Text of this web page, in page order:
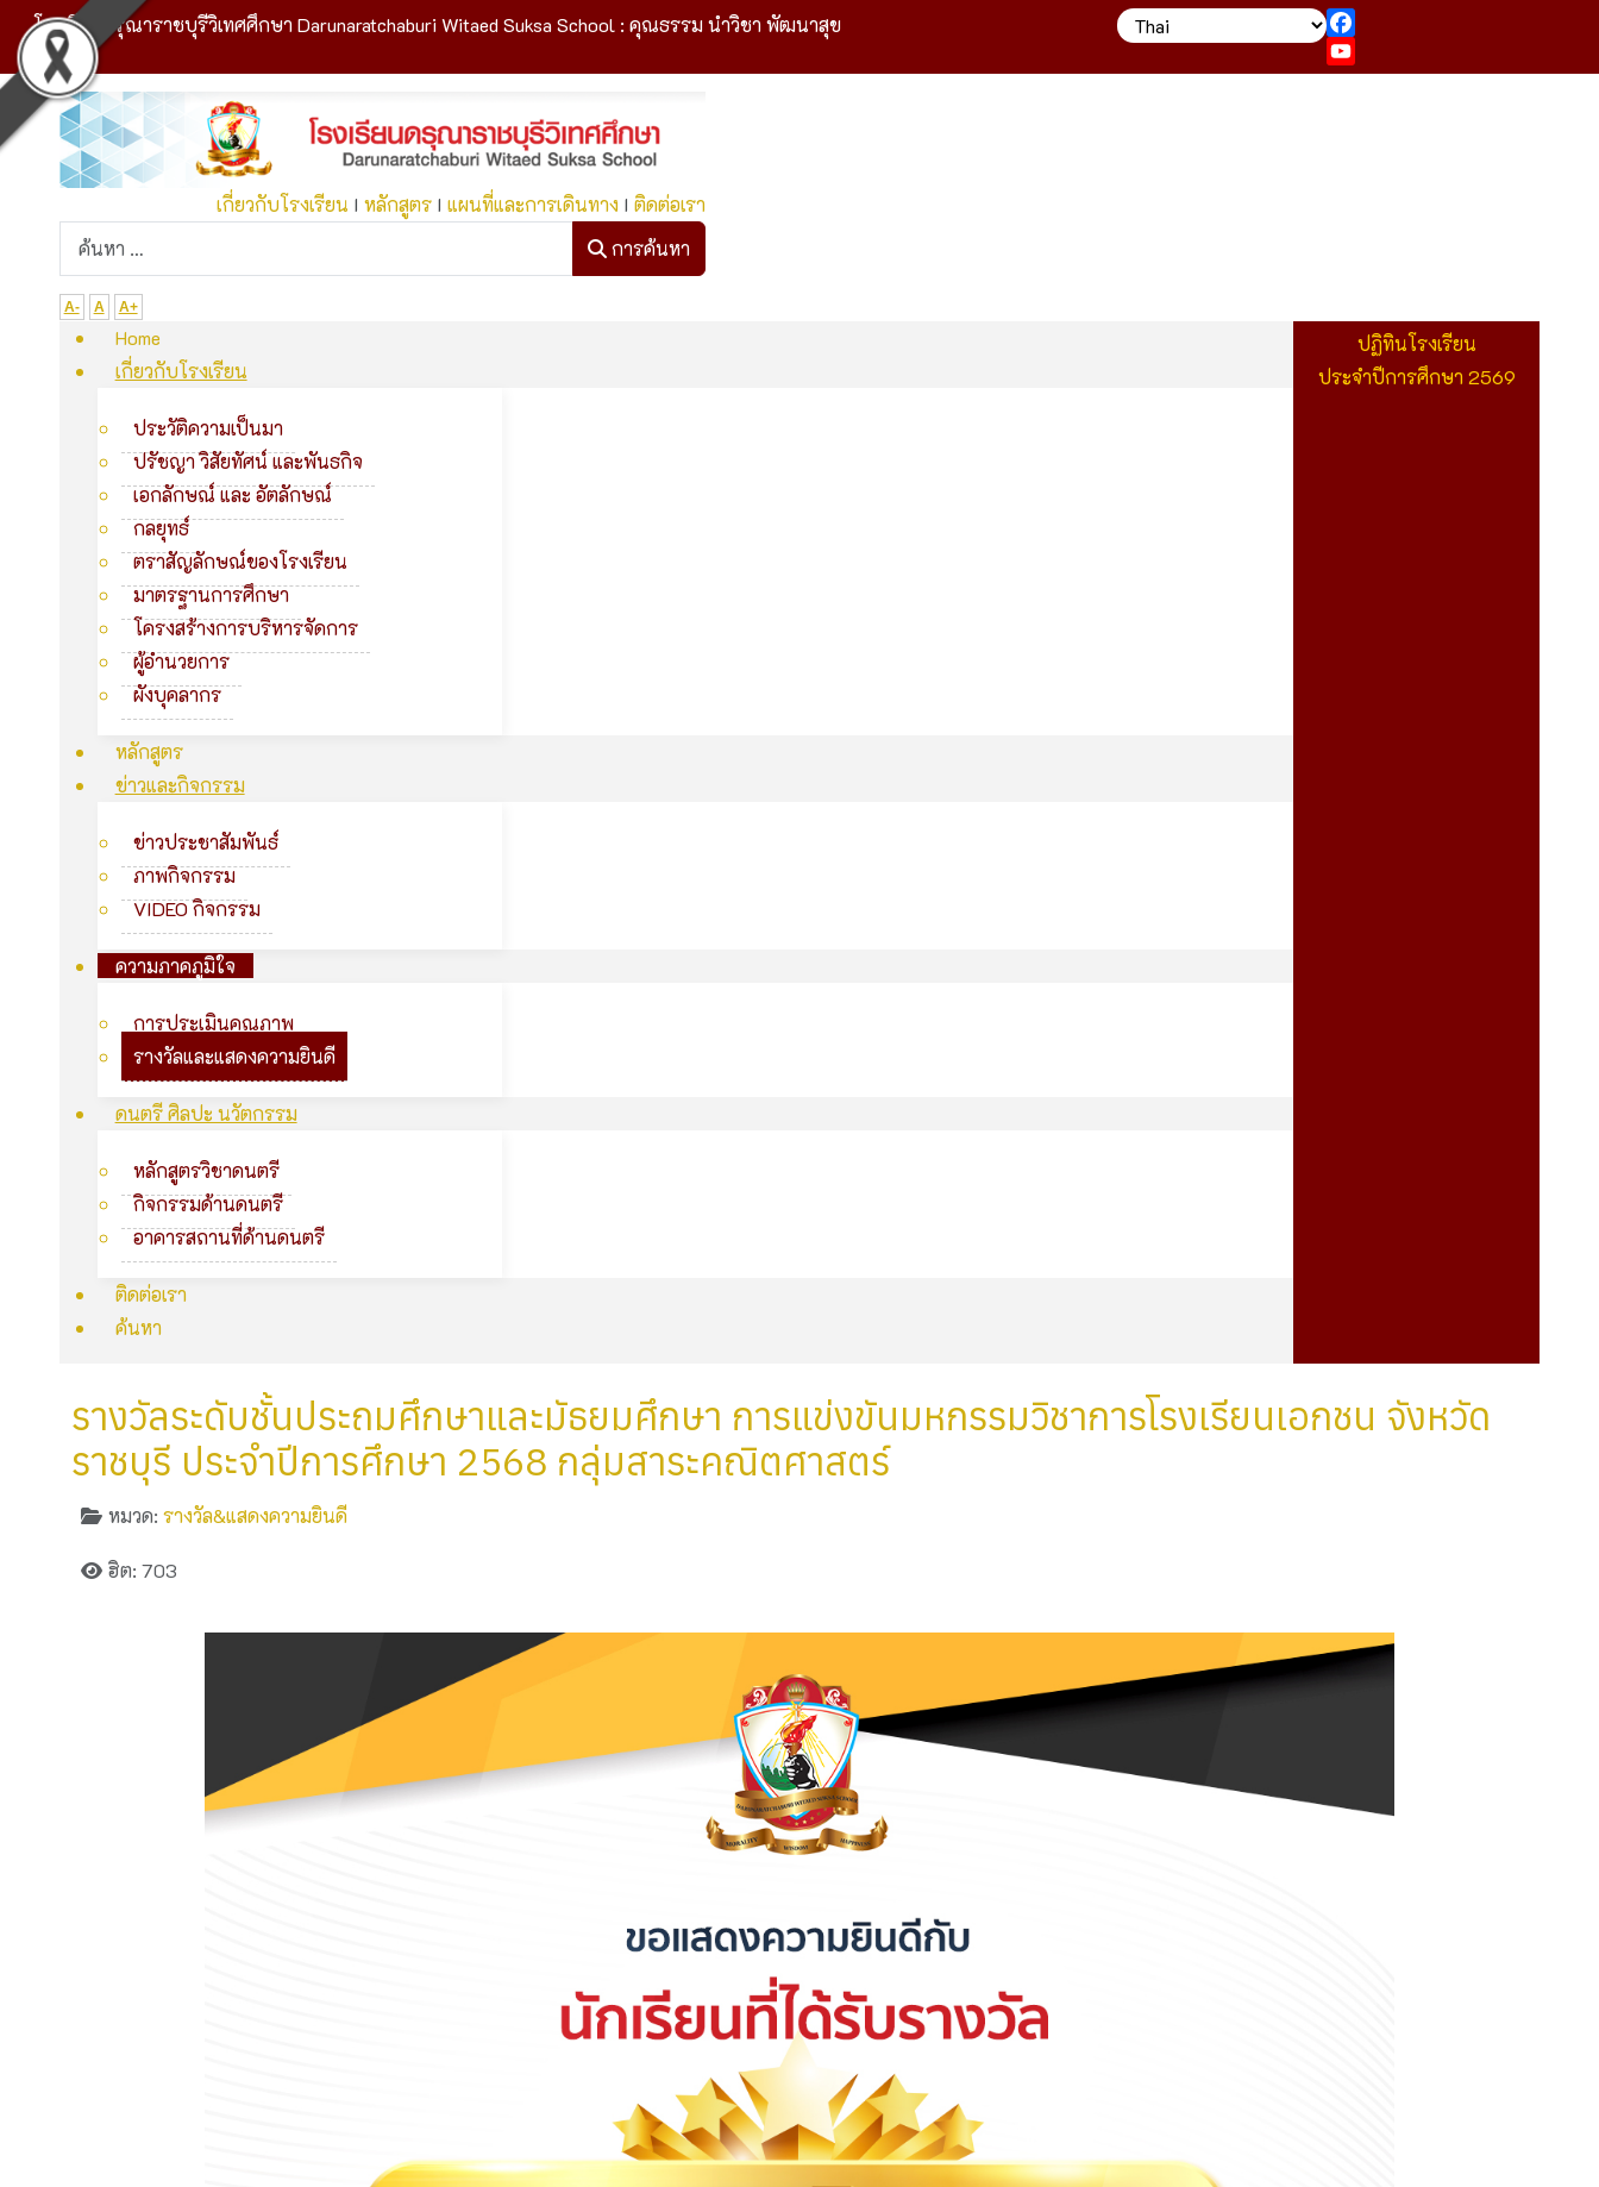
โรงเรียนดรุณาราชบุรีวิเทศศึกษา Darunaratchaburi Witaed Suksa School : คุณธรรม นำวิชา พัฒนาสุข
YouTube
เกี่ยวกับโรงเรียน Iหลักสูตร Iแผนที่และการเดินทาง Iติดต่อเรา
การค้นหา
A- A A+
Home
เกี่ยวกับโรงเรียน
ประวัติความเป็นมา
ปรัชญา วิสัยทัศน์ และพันธกิจ
เอกลักษณ์ และ อัตลักษณ์
กลยุทธ์
ตราสัญลักษณ์ของโรงเรียน
มาตรฐานการศึกษา
โครงสร้างการบริหารจัดการ
ผู้อำนวยการ
ผังบุคลากร
หลักสูตร
ข่าวและกิจกรรม
ข่าวประชาสัมพันธ์
ภาพกิจกรรม
VIDEO กิจกรรม
ความภาคภูมิใจ
การประเมินคุณภาพ
รางวัลและแสดงความยินดี
ดนตรี ศิลปะ นวัตกรรม
หลักสูตรวิชาดนตรี
กิจกรรมด้านดนตรี
อาคารสถานที่ด้านดนตรี
ติดต่อเรา
ค้นหา
ปฏิทินโรงเรียน
ประจำปีการศึกษา 2569
รางวัลระดับชั้นประถมศึกษาและมัธยมศึกษา การแข่งขันมหกรรมวิชาการโรงเรียนเอกชน จังหวัด
ราชบุรี ประจำปีการศึกษา 2568 กลุ่มสาระคณิตศาสตร์
หมวด:รางวัล&แสดงความยินดี
ฮิต: 703